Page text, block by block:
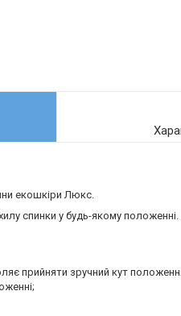
екошкіри Люкс.
спинки у будь-якому
прийняти зручний кут